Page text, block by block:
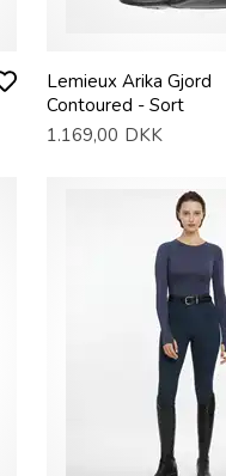
Lemieux Arika Gjord
Contoured - Sort
1.169,00 DKK